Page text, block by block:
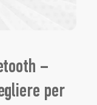
–
per